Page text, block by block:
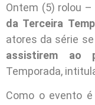
Ontem (5) rolou
da Terceira
atores da série
assistirem ao
Temporada,
Como o evento